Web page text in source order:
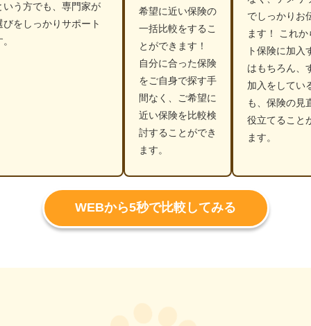
いう方でも、専門家が
びをしっかりサポート
希望に近い保険の
一括比較をするこ
とができます！
自分に合った保険
をご自身で探す手
間なく、ご希望に
近い保険を比較検
討することができ
ます。
でしっかりお
ます！ これか
ト保険に加入
はもちろん、
加入をしてい
も、保険の見
役立てること
ます。
WEBから5秒で比較してみる